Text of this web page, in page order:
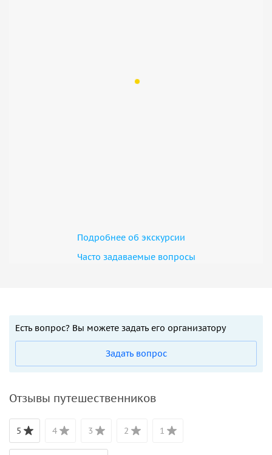
Подробнее об экскурсии
Часто задаваемые вопросы
Есть вопрос? Вы можете задать его организатору
Задать вопрос
Отзывы путешественников
5 4 3 2 1